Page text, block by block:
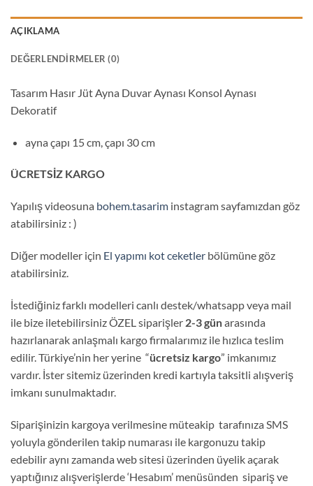
AÇIKLAMA
DEĞERLENDIRMELER (0)
Tasarım Hasır Jüt Ayna Duvar Aynası Konsol Aynası
Dekoratif
ayna çapı 15 cm, çapı 30 cm
ÜCRETSİZ KARGO
Yapılış videosuna bohem.tasarim instagram sayfamızdan göz
atabilirsiniz : )
Diğer modeller için El yapımı kot ceketler bölümüne göz
atabilirsiniz.
İstediğiniz farklı modelleri canlı destek/whatsapp veya mail
ile bize iletebilirsiniz ÖZEL siparişler 2-3 günarasında
hazırlanarak anlaşmalı kargo firmalarımız ile hızlıca teslim
edilir. Türkiye’nin her yerine “ücretsiz kargo” imkanımız
vardır. İster sitemiz üzerinden kredi kartıyla taksitli alışveriş
imkanı sunulmaktadır.
Siparişinizin kargoya verilmesine müteakip tarafınıza SMS
yoluyla gönderilen takip numarası ile kargonuzu takip
edebilir aynı zamanda web sitesi üzerinden üyelik açarak
yaptığınız alışverişlerde ‘Hesabım’ menüsünden sipariş ve